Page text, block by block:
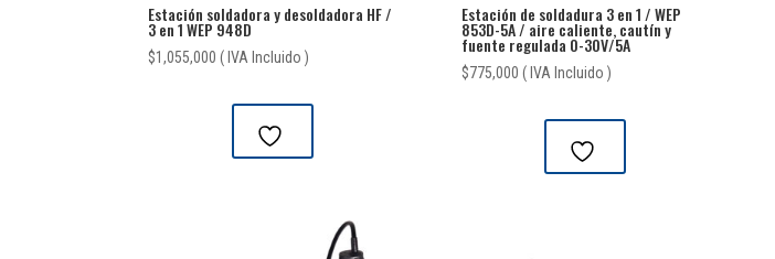
Estación soldadora y desoldadora HF /
3 en 1 WEP 948D
$1,055,000 ( IVA Incluido )
Estación de soldadura 3 en 1 / WEP
853D-5A / aire caliente, cautín y
fuente regulada 0-30V/5A
$775,000 ( IVA Incluido )